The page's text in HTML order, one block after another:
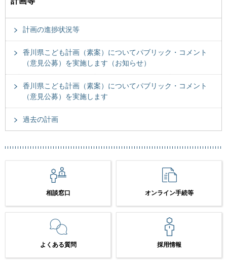
計画の進捗状況等
香川県こども計画（素案）についてパブリック・コメント
（意見公募）を実施します（お知らせ）
香川県こども計画（素案）についてパブリック・コメント
（意見公募）を実施します
過去の計画
相談窓口 オンライン手続等
よくある質問 採用情報